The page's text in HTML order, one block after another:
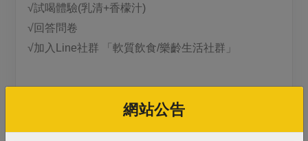
素食專區
樂齡友善
高麗菜海鮮煎餅
地區活動
社務會議 地區活動
√試喝體驗(乳清+香檬汁)
√回答問卷
√加入Line社群 「軟質飲食/樂齡生活社群」
贈乳清x1+有機果汁蒟蒻x1
網站公告